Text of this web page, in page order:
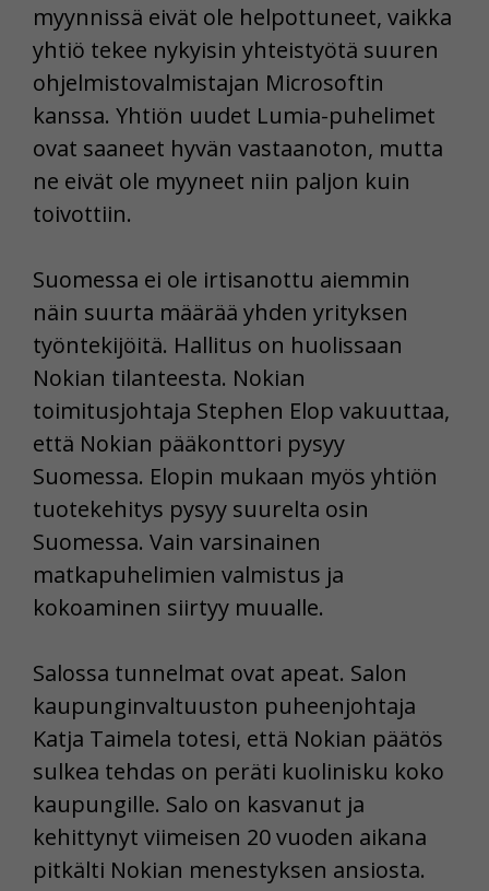
myynnissä eivät ole helpottuneet, vaikka
yhtiö tekee nykyisin yhteistyötä suuren
ohjelmistovalmistajan Microsoftin
kanssa. Yhtiön uudet Lumia-puhelimet
ovat saaneet hyvän vastaanoton, mutta
ne eivät ole myyneet niin paljon kuin
toivottiin.
Suomessa ei ole irtisanottu aiemmin
näin suurta määrää yhden yrityksen
työntekijöitä. Hallitus on huolissaan
Nokian tilanteesta. Nokian
toimitusjohtaja Stephen Elop vakuuttaa,
että Nokian pääkonttori pysyy
Suomessa. Elopin mukaan myös yhtiön
tuotekehitys pysyy suurelta osin
Suomessa. Vain varsinainen
matkapuhelimien valmistus ja
kokoaminen siirtyy muualle.
Salossa tunnelmat ovat apeat. Salon
kaupunginvaltuuston puheenjohtaja
Katja Taimela totesi, että Nokian päätös
sulkea tehdas on peräti kuolinisku koko
kaupungille. Salo on kasvanut ja
kehittynyt viimeisen 20 vuoden aikana
pitkälti Nokian menestyksen ansiosta.